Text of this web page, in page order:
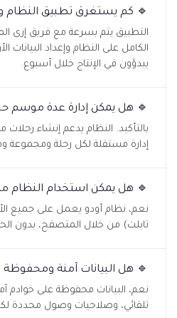
🔹 كم يستغرق تطبيق النظام
التطبيق يتم بسرعة مع فريق إرى
الكامل على النظام وإعداد البيانات
يبدؤون في الإنتاج خلال أسبوع.
🔹 هل يمكن إدارة عدة موسم
بالتأكيد. النظام يدعم إنشاء
إدارة مستقلة لكل رحلة ومجموعة
🔹 هل يمكن استخدام النظام
نعم، نظام أودو يعمل على جميع
تابلت) من خلال المتصفح، بدون
🔹 هل البيانات آمنة ومحفوظة
نعم، البيانات محفوظة على خوادم
تلقائي، وصلاحيات وصول